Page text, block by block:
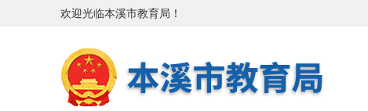
欢迎光临本溪市教育局 ！